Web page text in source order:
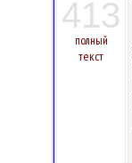
413
полный
текст